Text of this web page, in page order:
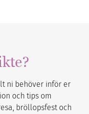
ni behöver inför er
och tips om
bröllopsfest och